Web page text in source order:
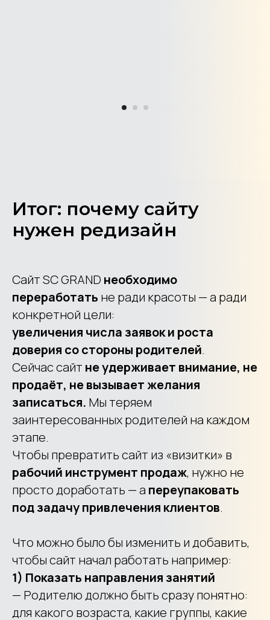
Итог: почему сайту
нужен редизайн
Сайт SC GRAND необходимо
переработать не ради красоты — а ради
конкретной цели:
увеличения числа заявок и роста
доверия со стороны родителей.
Сейчас сайт не удерживает внимание, не
продаёт, не вызывает желания
записаться. Мы теряем
заинтересованных родителей на каждом
этапе.
Чтобы превратить сайт из «визитки» в
рабочий инструмент продаж, нужно не
просто доработать — а переупаковать
под задачу привлечения клиентов.
Что можно было бы изменить и добавить,
чтобы сайт начал работать например:
1) Показать направления занятий
— Родителю должно быть сразу понятно:
для какого возраста, какие группы, какие